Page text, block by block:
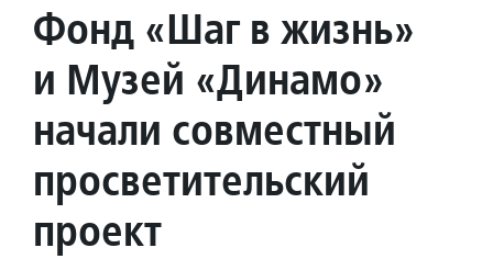
Фонд «Шаг в жизнь»
и Музей «Динамо»
начали совместный
просветительский
проект